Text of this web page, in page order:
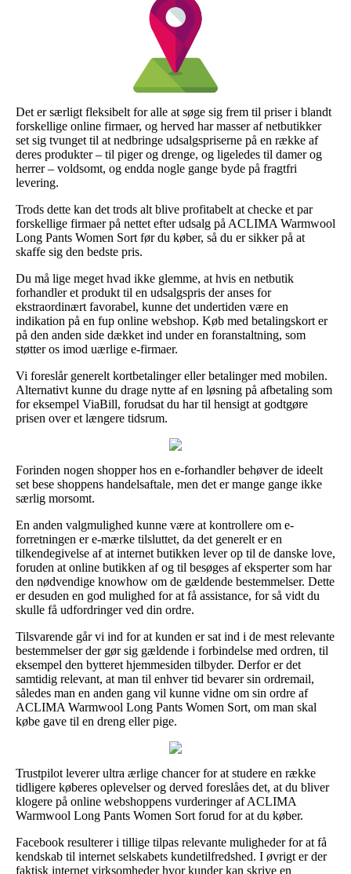
Det er særligt fleksibelt for alle at søge sig frem til priser i blandt
forskellige online firmaer, og herved har masser af netbutikker
set sig tvunget til at nedbringe udsalgspriserne på en række af
deres produkter – til piger og drenge, og ligeledes til damer og
herrer – voldsomt, og endda nogle gange byde på fragtfri
levering.
Trods dette kan det trods alt blive profitabelt at checke et par
forskellige firmaer på nettet efter udsalg på ACLIMA Warmwool
Long Pants Women Sort før du køber, så du er sikker på at
skaffe sig den bedste pris.
Du må lige meget hvad ikke glemme, at hvis en netbutik
forhandler et produkt til en udsalgspris der anses for
ekstraordinært favorabel, kunne det undertiden være en
indikation på en fup online webshop. Køb med betalingskort er
på den anden side dækket ind under en foranstaltning, som
støtter os imod uærlige e-firmaer.
Vi foreslår generelt kortbetalinger eller betalinger med mobilen.
Alternativt kunne du drage nytte af en løsning på afbetaling som
for eksempel ViaBill, forudsat du har til hensigt at godtgøre
prisen over et længere tidsrum.
Forinden nogen shopper hos en e-forhandler behøver de ideelt
set bese shoppens handelsaftale, men det er mange gange ikke
særlig morsomt.
En anden valgmulighed kunne være at kontrollere om e-
forretningen er e-mærke tilsluttet, da det generelt er en
tilkendegivelse af at internet butikken lever op til de danske love,
foruden at online butikken af og til besøges af eksperter som har
den nødvendige knowhow om de gældende bestemmelser. Dette
er desuden en god mulighed for at få assistance, for så vidt du
skulle få udfordringer ved din ordre.
Tilsvarende går vi ind for at kunden er sat ind i de mest relevante
bestemmelser der gør sig gældende i forbindelse med ordren, til
eksempel den bytteret hjemmesiden tilbyder. Derfor er det
samtidig relevant, at man til enhver tid bevarer sin ordremail,
således man en anden gang vil kunne vidne om sin ordre af
ACLIMA Warmwool Long Pants Women Sort, om man skal
købe gave til en dreng eller pige.
Trustpilot leverer ultra ærlige chancer for at studere en række
tidligere køberes oplevelser og derved foreslåes det, at du bliver
klogere på online webshoppens vurderinger af ACLIMA
Warmwool Long Pants Women Sort forud for at du køber.
Facebook resulterer i tillige tilpas relevante muligheder for at få
kendskab til internet selskabets kundetilfredshed. I øvrigt er der
faktisk internet virksomheder hvor kunder kan skrive en